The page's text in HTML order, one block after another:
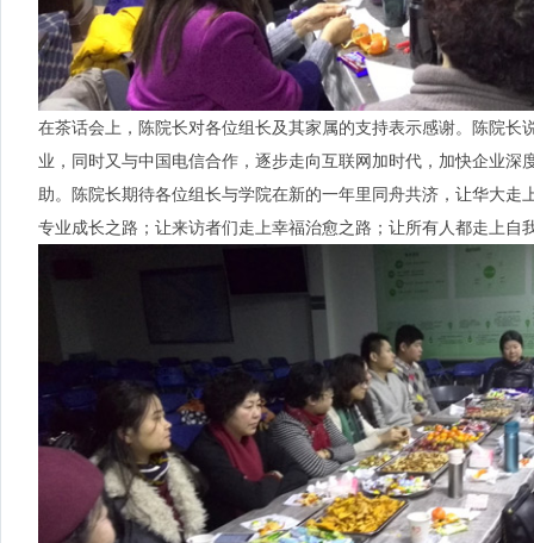
在茶话会上，陈院长对各位组长及其家属的支持表示感谢。陈院长
业，同时又与中国电信合作，逐步走向互联网加时代，加快企业深
助。陈院长期待各位组长与学院在新的一年里同舟共济，让华大走
专业成长之路；让来访者们走上幸福治愈之路；让所有人都走上自